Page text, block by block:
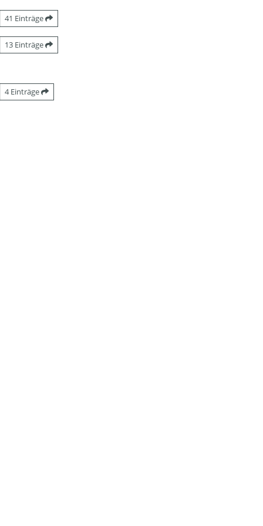
41 Einträge
13 Einträge
4 Einträge